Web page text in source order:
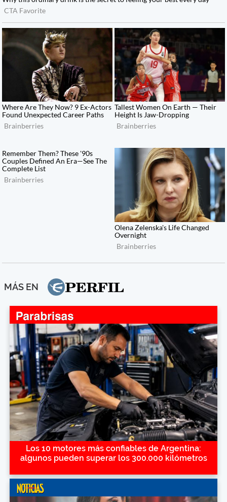
MÁS EN
Los 10 motores más confiables de Argentina:
algunos pueden superar los 300.000 kilómetros